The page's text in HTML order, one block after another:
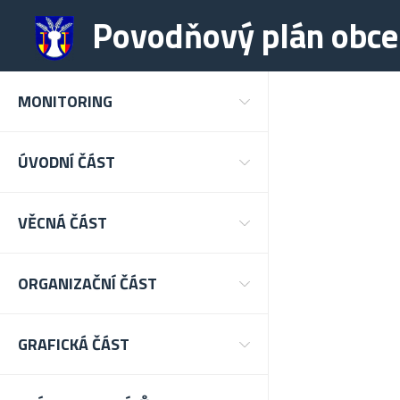
Povodňový plán
MONITORING
ÚVODNÍ ČÁST
VĚCNÁ ČÁST
ORGANIZAČNÍ ČÁST
GRAFICKÁ ČÁST